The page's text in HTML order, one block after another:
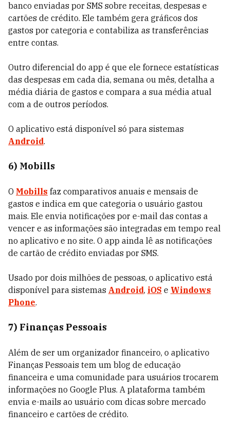
banco enviadas por SMS sobre receitas, despesas e
cartões de crédito. Ele também gera gráficos dos
gastos por categoria e contabiliza as transferências
entre contas.
Outro diferencial do app é que ele fornece estatísticas
das despesas em cada dia, semana ou mês, detalha a
média diária de gastos e compara a sua média atual
com a de outros períodos.
O aplicativo está disponível só para sistemas
Android.
6) Mobills
O Mobills faz comparativos anuais e mensais de
gastos e indica em que categoria o usuário gastou
mais. Ele envia notificações por e-mail das contas a
vencer e as informações são integradas em tempo real
no aplicativo e no site. O app ainda lê as notificações
de cartão de crédito enviadas por SMS.
Usado por dois milhões de pessoas, o aplicativo está
disponível para sistemas Android, iOS e Windows
Phone.
7) Finanças Pessoais
Além de ser um organizador financeiro, o aplicativo
Finanças Pessoais tem um blog de educação
financeira e uma comunidade para usuários trocarem
informações no Google Plus. A plataforma também
envia e-mails ao usuário com dicas sobre mercado
financeiro e cartões de crédito.